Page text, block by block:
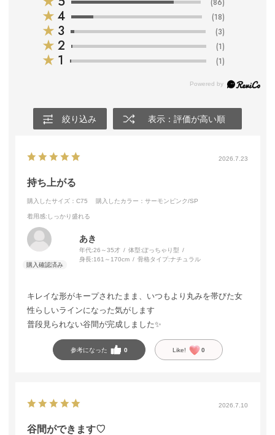
(86)
★ 4 (18)
★ 3 (3)
★ 2 (1)
★ 1 (1)
絞り込み 表示：評価が高い順
2026.7.23
持ち上がる
購入したサイズ：C75 購入したカラー：サーモンピンク/SP
着用感:しっかり盛れる
あき
年代:26～35才 体型:ぽっちゃり型
身長:161～170cm 骨格タイプ:ナチュラル
キレイな形がキープされたまま、いつもより丸みを帯びた女
性らしいラインになった気がします
普段見られない谷間が完成しました✨
参考になった 0 Like! 0
2026.7.10
谷間ができます♡